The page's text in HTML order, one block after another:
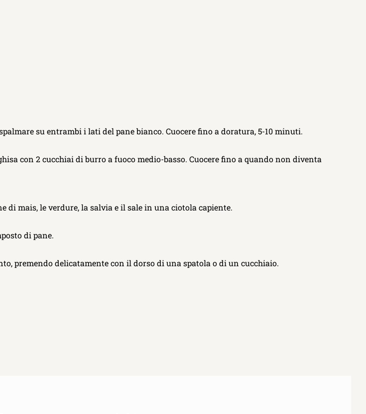
su entrambi i lati del pane bianco. Cuocere fino a doratura, 5-10 minuti.
con 2 cucchiai di burro a fuoco medio-basso. Cuocere fino a quando non diventa
di mais, le verdure, la salvia e il sale in una ciotola capiente.
di pane.
premendo delicatamente con il dorso di una spatola o di un cucchiaio.